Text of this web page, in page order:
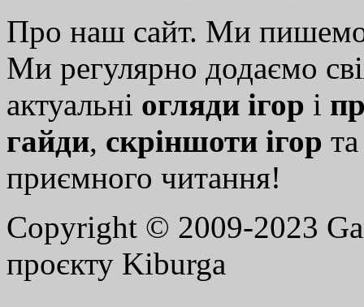
Про наш сайт. Ми
Ми регулярно додаємо
актуальні огляди ігор і
гайди, скріншоти ігор
приємного читання!
Copyright © 2009-2023
проєкту Kiburga